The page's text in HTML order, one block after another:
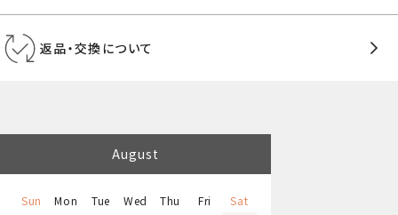
返品・交換について
August
Sun Mon Tue Wed Thu Fri
Sat